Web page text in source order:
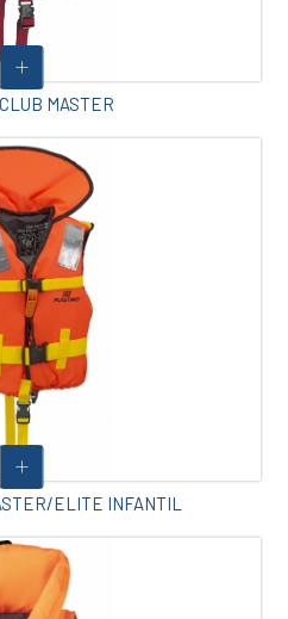
MASTER
ELITE INFANTIL